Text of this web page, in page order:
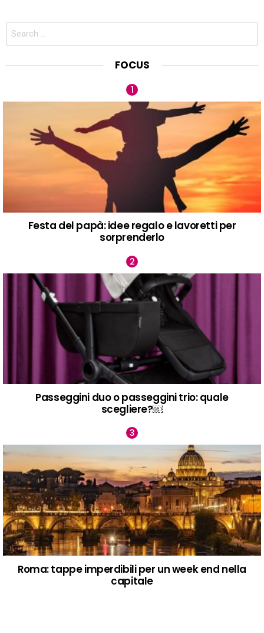
Search
FOCUS
Festa del papà: idee regalo e lavoretti per
sorprenderlo
Passeggini duo o passeggini trio: quale
scegliere?￼
Roma: tappe imperdibili per un week end nella
capitale